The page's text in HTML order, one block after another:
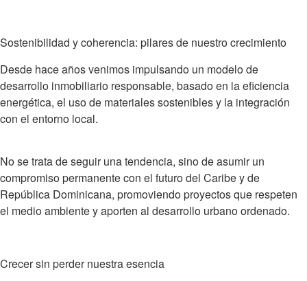
Sostenibilidad y coherencia: pilares de nuestro crecimiento
Desde hace años venimos impulsando un modelo de
desarrollo inmobiliario responsable, basado en la eficiencia
energética, el uso de materiales sostenibles y la integración
con el entorno local.
No se trata de seguir una tendencia, sino deasumir un
compromiso permanentecon el futuro del Caribe y de
República Dominicana, promoviendo proyectos que respeten
el medio ambiente y aporten al desarrollo urbano ordenado.
Crecer sin perder nuestra esencia